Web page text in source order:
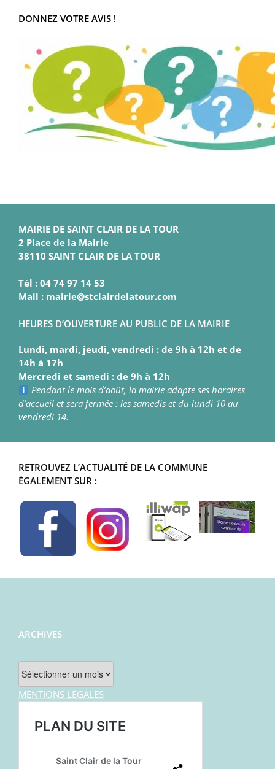
DONNEZ VOTRE AVIS !
MAIRIE DE SAINT CLAIR DE LA TOUR
2 Place de la Mairie
38110 SAINT CLAIR DE LA TOUR
Tél : 04 74 97 14 53
Mail : mairie@stclairdelatour.com
HEURES D’OUVERTURE AU PUBLIC DE LA MAIRIE
Lundi, mardi, jeudi, vendredi : de 9h à 12h et de
14h à 17h
Mercredi et samedi : de 9h à 12h
Pendant le mois d’août, la mairie adapte ses horaires
d’accueil et sera fermée : les samedis et du lundi 10 au
vendredi 14.
RETROUVEZ L’ACTUALITÉ DE LA COMMUNE
ÉGALEMENT SUR :
ARCHIVES
MENTIONS LEGALES